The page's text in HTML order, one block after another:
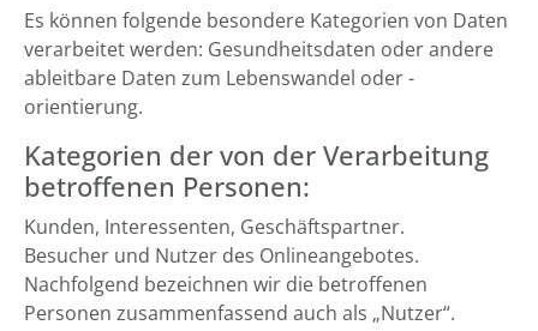
Es können folgende besondere Kategorien von Daten
verarbeitet werden: Gesundheitsdaten oder andere
ableitbare Daten zum Lebenswandel oder -
orientierung.
Kategorien der von der Verarbeitung
betroffenen Personen:
Kunden, Interessenten, Geschäftspartner.
Besucher und Nutzer des Onlineangebotes.
Nachfolgend bezeichnen wir die betroffenen
Personen zusammenfassend auch als „Nutzer“.